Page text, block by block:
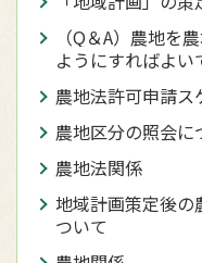
（Q＆A）農地を
ようにすればよい
農地法許可申請ス
農地区分の照会に
農地法関係
地域計画策定後の
ついて